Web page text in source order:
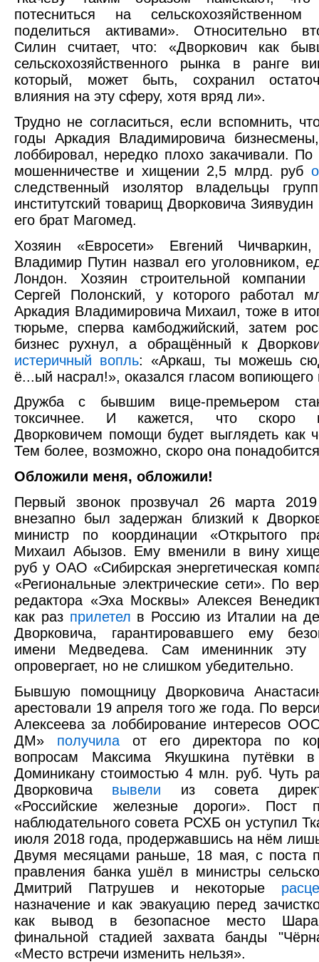
потесниться на
поделиться активами». Относительно
Силин считает, что: «Дворкович как
сельскохозяйственного рынка в ранге
который, может быть, сохранил
влияния на эту сферу, хотя вряд ли».
Трудно не согласиться, если вспомнить,
годы Аркадия Владимировича
лоббировал, нередко плохо закачивали.
мошенничестве и хищении 2,5 млрд. руб
следственный изолятор владельцы
институтский товарищ Дворковича
его брат Магомед.
Хозяин «Евросети» Евгений
Владимир Путин назвал его уголовником,
Лондон. Хозяин строительной компании
Сергей Полонский, у которого работал
Аркадия Владимировича Михаил, тоже в
тюрьме, сперва камбоджийский, затем
бизнес рухнул, а обращённый к
истеричный вопль: «Аркаш, ты можешь
ё...ый насрал!», оказался гласом вопиющего
Дружба с бывшим вице-премьером
токсичнее. И кажется, что скоро
Дворковичем помощи будет выглядеть как
Тем более, возможно, скоро она
Обложили меня, обложили!
Первый звонок прозвучал 26 марта
внезапно был задержан близкий к
министр по координации «Открытого
Михаил Абызов. Ему вменили в вину
руб у ОАО «Сибирская энергетическая
«Региональные электрические сети». По
редактора «Эха Москвы» Алексея
как раз прилетел в Россию из Италии на
Дворковича, гарантировавшего ему
имени Медведева. Сам именинник эту
опровергает, но не слишком убедительно.
Бывшую помощницу Дворковича
арестовали 19 апреля того же года. По
Алексеева за лоббирование интересов
ДМ» получила от его директора по
вопросам Максима Якушкина путёвки
Доминикану стоимостью 4 млн. руб. Чуть
Дворковича вывели из совета
«Российские железные дороги». Пост
наблюдательного совета РСХБ он уступил
июля 2018 года, продержавшись на нём
Двумя месяцами раньше, 18 мая, с поста
правления банка ушёл в министры
Дмитрий Патрушев и некоторые
назначение и как эвакуацию перед
как вывод в безопасное место
финальной стадией захвата банды
«Место встречи изменить нельзя».